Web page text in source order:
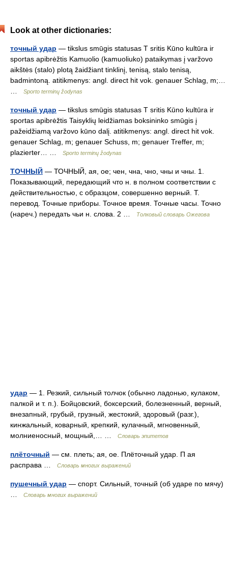
Look at other dictionaries:
точный удар — tikslus smūgis statusas T sritis Kūno kultūra ir
sportas apibrėžtis Kamuolio (kamuoliuko) pataikymas į varžovo
aikštės (stalo) plotą žaidžiant tinklinį, tenisą, stalo tenisą,
badmintoną. atitikmenys: angl. direct hit vok. genauer Schlag, m;…
Sporto terminų žodynas
точный удар — tikslus smūgis statusas T sritis Kūno kultūra ir
sportas apibrėžtis Taisyklių leidžiamas boksininko smūgis į
pažeidžiamą varžovo kūno dalį. atitikmenys: angl. direct hit vok.
genauer Schlag, m; genauer Schuss, m; genauer Treffer, m;
plazierter… …
Sporto terminų žodynas
ТОЧНЫЙ — ТОЧНЫЙ, ая, ое; чен, чна, чно, чны и чны. 1.
Показывающий, передающий что н. в полном соответствии с
действительностью, с образцом, совершенно верный. Т.
перевод. Точные приборы. Точное время. Точные часы. Точно
(нареч.) передать чьи н. слова. 2 …
Толковый словарь Ожегова
удар — 1. Резкий, сильный толчок (обычно ладонью, кулаком,
палкой и т. п.). Бойцовский, боксерский, болезненный, верный,
внезапный, грубый, грузный, жестокий, здоровый (разг.),
кинжальный, коварный, крепкий, кулачный, мгновенный,
молниеносный, мощный,… …
Словарь эпитетов
плёточный — см. плеть; ая, ое. Плёточный удар. П ая
расправа …
Словарь многих выражений
пушечный удар — спорт. Сильный, точный (об ударе по мячу)
Словарь многих выражений